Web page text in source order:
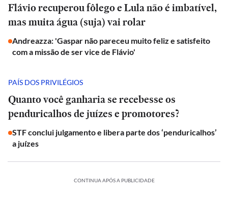
Flávio recuperou fôlego e Lula não é imbatível,
mas muita água (suja) vai rolar
Andreazza: 'Gaspar não pareceu muito feliz e satisfeito
com a missão de ser vice de Flávio'
PAÍS DOS PRIVILÉGIOS
Quanto você ganharia se recebesse os
penduricalhos de juízes e promotores?
STF conclui julgamento e libera parte dos ‘penduricalhos’
a juízes
CONTINUA APÓS A PUBLICIDADE